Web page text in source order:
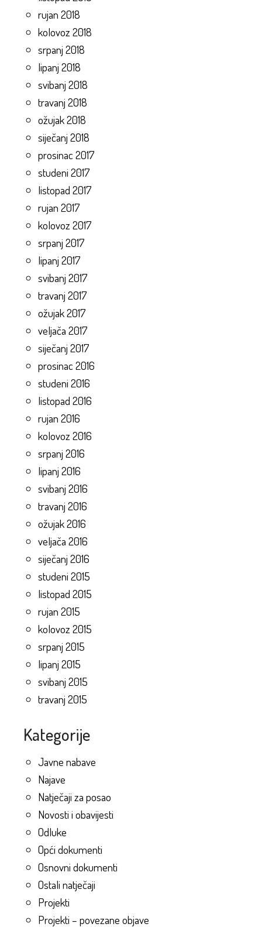
rujan 2018
kolovoz 2018
srpanj 2018
lipanj 2018
svibanj 2018
travanj 2018
ožujak 2018
siječanj 2018
prosinac 2017
studeni 2017
listopad 2017
rujan 2017
kolovoz 2017
srpanj 2017
lipanj 2017
svibanj 2017
travanj 2017
ožujak 2017
veljača 2017
siječanj 2017
prosinac 2016
studeni 2016
listopad 2016
rujan 2016
kolovoz 2016
srpanj 2016
lipanj 2016
svibanj 2016
travanj 2016
ožujak 2016
veljača 2016
siječanj 2016
studeni 2015
listopad 2015
rujan 2015
kolovoz 2015
srpanj 2015
lipanj 2015
svibanj 2015
travanj 2015
Kategorije
Javne nabave
Najave
Natječaji za posao
Novosti i obavijesti
Odluke
Opći dokumenti
Osnovni dokumenti
Ostali natječaji
Projekti
Projekti – povezane objave